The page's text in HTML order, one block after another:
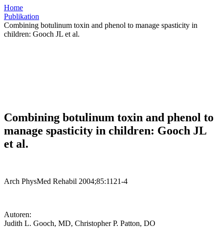
Home
Publikation
Combining botulinum toxin and phenol to manage spasticity in
children: Gooch JL et al.
Combining botulinum toxin and phenol to
manage spasticity in children: Gooch JL
et al.
Arch PhysMed Rehabil 2004;85:1121-4
Autoren:
Judith L. Gooch, MD, Christopher P. Patton, DO